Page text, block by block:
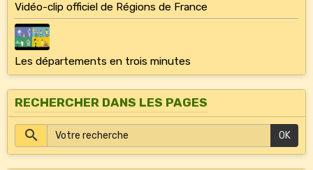
Vidéo-clip officiel de Régions de France
Les départements en trois minutes
RECHERCHER DANS LES PAGES
OK